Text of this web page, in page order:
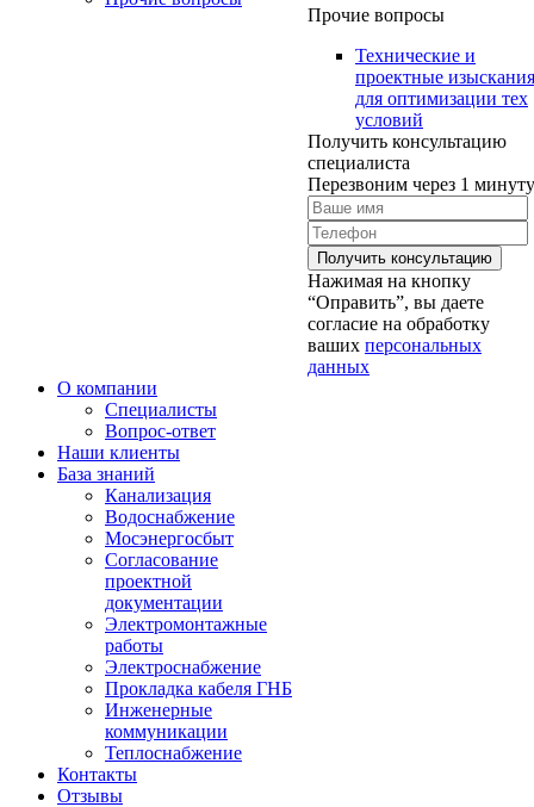
Прочие вопросы
Технические и
проектные изыскания
для оптимизации тех
условий
Получить консультацию
специалиста
Перезвоним через 1 минуту
Нажимая на кнопку
“Оправить”, вы даете
согласие на обработку
ваших персональных
данных
О компании
Специалисты
Вопрос-ответ
Наши клиенты
База знаний
Канализация
Водоснабжение
Мосэнергосбыт
Согласование
проектной
документации
Электромонтажные
работы
Электроснабжение
Прокладка кабеля ГНБ
Инженерные
коммуникации
Теплоснабжение
Контакты
Отзывы